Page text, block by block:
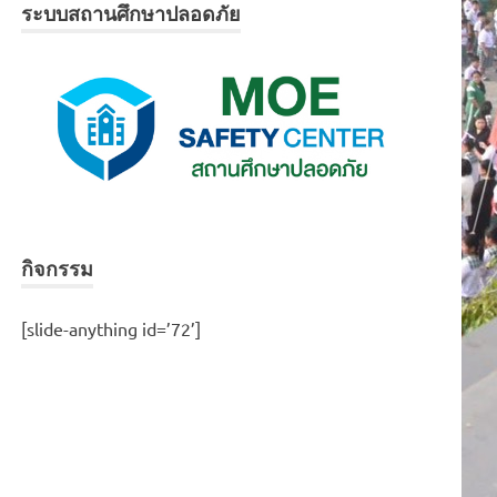
ระบบสถานศึกษาปลอดภัย
กิจกรรม
[slide-anything id=’72’]